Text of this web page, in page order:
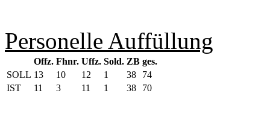
Personelle Auffüllung
Offz. Fhnr. Uffz. Sold. ZB ges.
SOLL 13 10 12 1 38
74
IST
11 3 11 1 38 70